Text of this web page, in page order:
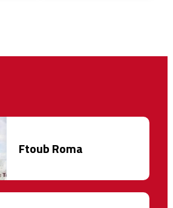
Ftoub Roma